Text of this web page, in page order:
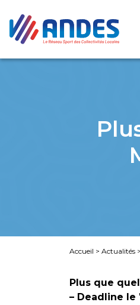
Accueil > Actualités >
Plus que
– Deadline le